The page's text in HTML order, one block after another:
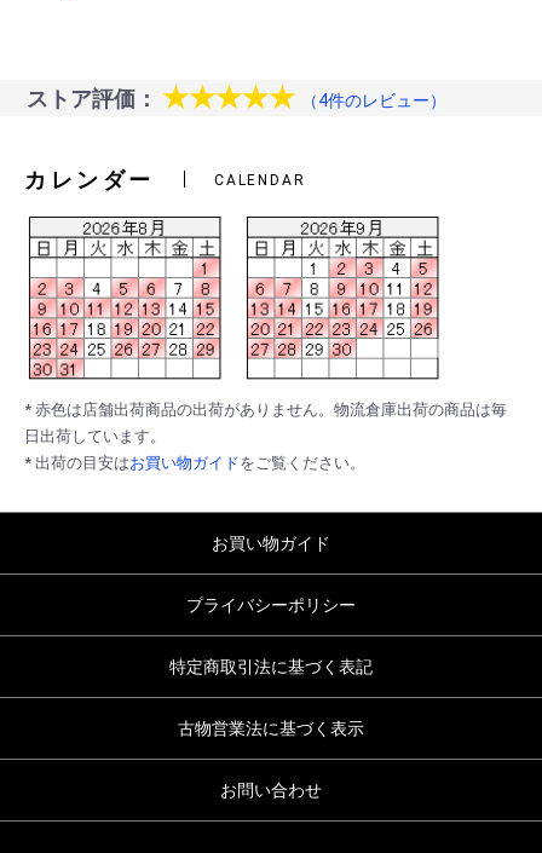
ストア評価： ★★★★★ （4件のレビュー）
カレンダー CALENDAR
* 赤色は店舗出荷商品の出荷がありません。物流倉庫出荷の商品は毎
日出荷しています。
* 出荷の目安はお買い物ガイドをご覧ください。
お買い物ガイド
プライバシーポリシー
特定商取引法に基づく表記
古物営業法に基づく表示
お問い合わせ